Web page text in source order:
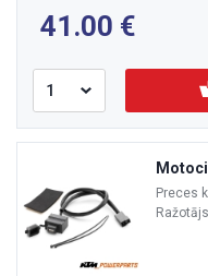
41.00
Preces